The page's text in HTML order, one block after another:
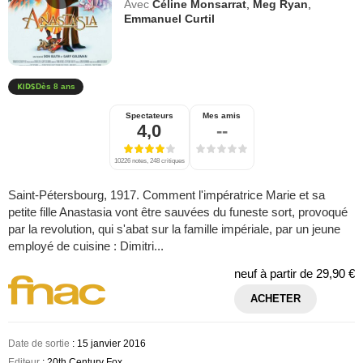
Avec Céline Monsarrat Meg Ryan
Emmanuel Curtil
Dès 8 ans
Spectateurs
4,0
10226 notes, 248 critiques
Mes amis
--
Saint-Pétersbourg, 1917. Comment l'impératrice Marie et sa
petite fille Anastasia vont être sauvées du funeste sort, provoqué
par la revolution, qui s'abat sur la famille impériale, par un jeune
employé de cuisine : Dimitri...
neuf à partir de 29,90 €
ACHETER
Date de sortie : 15 janvier 2016